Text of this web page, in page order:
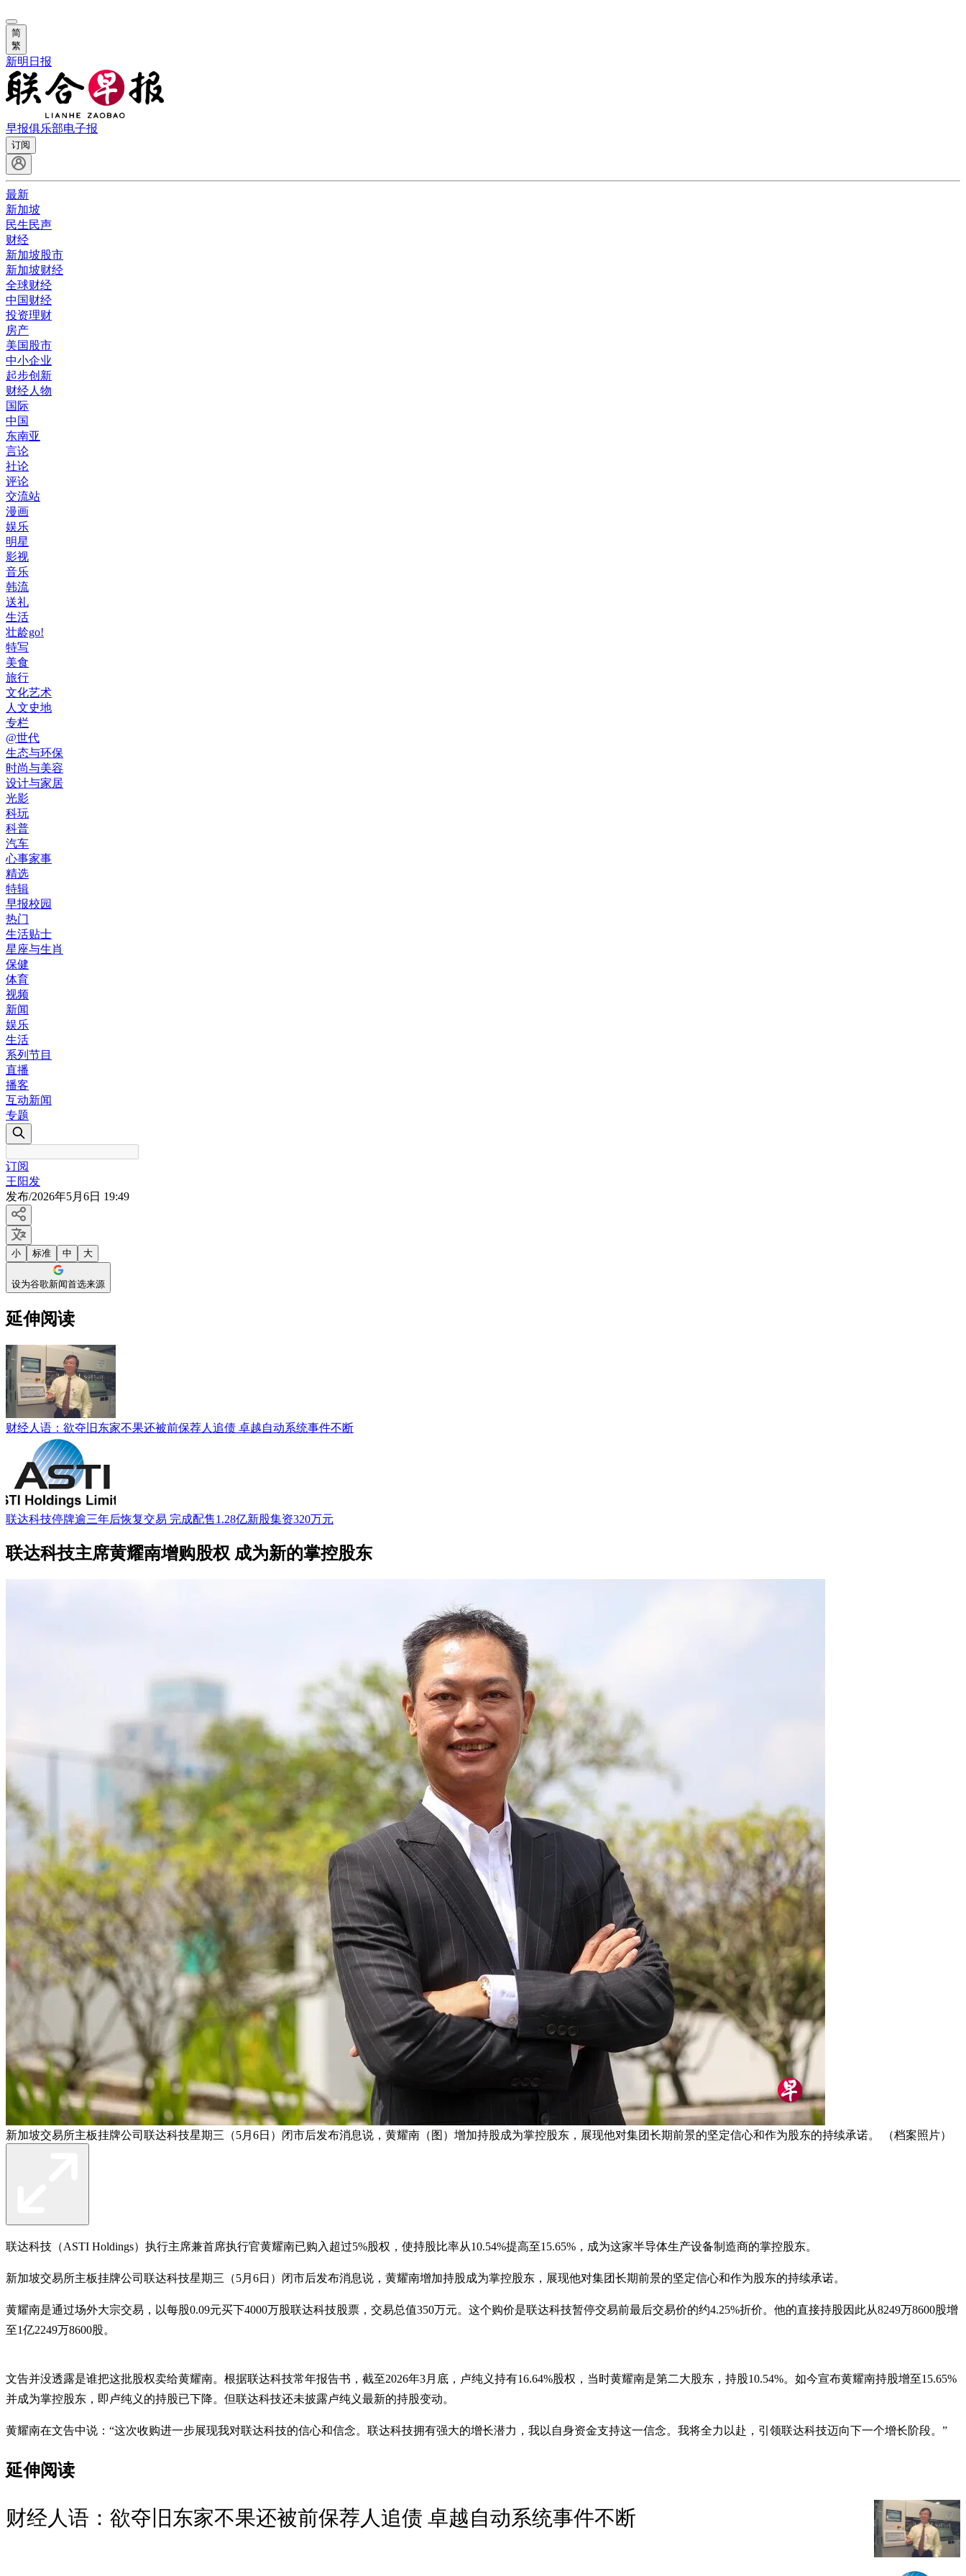
简
繁
新明日报
早报俱乐部电子报
订阅
最新
新加坡
民生民声
财经
新加坡股市
新加坡财经
全球财经
中国财经
投资理财
房产
美国股市
中小企业
起步创新
财经人物
国际
中国
东南亚
言论
社论
评论
交流站
漫画
娱乐
明星
影视
音乐
韩流
送礼
生活
壮龄go!
特写
美食
旅行
文化艺术
人文史地
专栏
@世代
生态与环保
时尚与美容
设计与家居
光影
科玩
科普
汽车
心事家事
精选
特辑
早报校园
热门
生活贴士
星座与生肖
保健
体育
视频
新闻
娱乐
生活
系列节目
直播
播客
互动新闻
专题
订阅
王阳发
发布/2026年5月6日 19:49
小 标准 中 大
设为谷歌新闻首选来源
延伸阅读
财经人语：欲夺旧东家不果还被前保荐人追债 卓越自动系统事件不断
联达科技停牌逾三年后恢复交易 完成配售1.28亿新股集资320万元
联达科技主席黄耀南增购股权 成为新的掌控股东
新加坡交易所主板挂牌公司联达科技星期三（5月6日）闭市后发布消息说，黄耀南（图）增加持股成为掌控股东，展现他对集团长期前景的坚定信心和作为股东的持续承诺。 （档案照片）
联达科技（ASTI Holdings）执行主席兼首席执行官黄耀南已购入超过5%股权，使持股比率从10.54%提高至15.65%，成为这家半导体生产设备制造商的掌控股东。
新加坡交易所主板挂牌公司联达科技星期三（5月6日）闭市后发布消息说，黄耀南增加持股成为掌控股东，展现他对集团长期前景的坚定信心和作为股东的持续承诺。
黄耀南是通过场外大宗交易，以每股0.09元买下4000万股联达科技股票，交易总值350万元。这个购价是联达科技暂停交易前最后交易价的约4.25%折价。他的直接持股因此从8249万8600股增
至1亿2249万8600股。
文告并没透露是谁把这批股权卖给黄耀南。根据联达科技常年报告书，截至2026年3月底，卢纯义持有16.64%股权，当时黄耀南是第二大股东，持股10.54%。如今宣布黄耀南持股增至15.65%
并成为掌控股东，即卢纯义的持股已下降。但联达科技还未披露卢纯义最新的持股变动。
黄耀南在文告中说：“这次收购进一步展现我对联达科技的信心和信念。联达科技拥有强大的增长潜力，我以自身资金支持这一信念。我将全力以赴，引领联达科技迈向下一个增长阶段。”
延伸阅读
财经人语：欲夺旧东家不果还被前保荐人追债 卓越自动系统事件不断